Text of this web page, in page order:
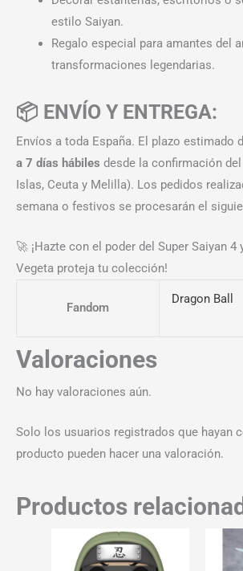
estilo Saiyan.
Regalo especial para amantes del
transformaciones legendarias.
📦 ENVÍO Y ENTREGA:
Envíos a toda España. El plazo estimado
a 7 días hábiles desde la confirmación
Islas, Ceuta y Melilla). Los pedidos
semana o festivos se procesarán el
🚀 ¡Hazte con el poder del Super Saiyan
Vegeta proteja tu colección!
Fandom
Dragon Ball
Valoraciones
No hay valoraciones aún.
Solo los usuarios registrados que hayan
producto pueden hacer una valoración.
Productos